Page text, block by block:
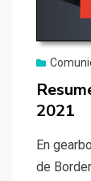
2021
En
de